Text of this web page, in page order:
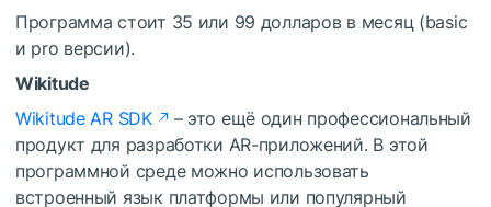
Программа стоит 35 или 99 долларов в месяц (basic
и pro версии).
Wikitude
Wikitude AR SDK
– это ещё один профессиональный
продукт для разработки AR-приложений. В этой
программной среде можно использовать
встроенный язык платформы или популярный